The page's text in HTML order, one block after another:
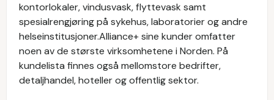
kontorlokaler, vindusvask, flyttevask samt
spesialrengjøring på sykehus, laboratorier og andre
helseinstitusjoner.Alliance+ sine kunder omfatter
noen av de største virksomhetene i Norden. På
kundelista finnes også mellomstore bedrifter,
detaljhandel, hoteller og offentlig sektor.